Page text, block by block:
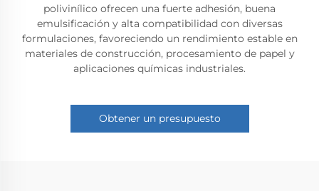
polivinílico ofrecen una fuerte adhesión, buena
emulsificación y alta compatibilidad con diversas
formulaciones, favoreciendo un rendimiento estable en
materiales de construcción, procesamiento de papel y
aplicaciones químicas industriales.
Obtener un presupuesto